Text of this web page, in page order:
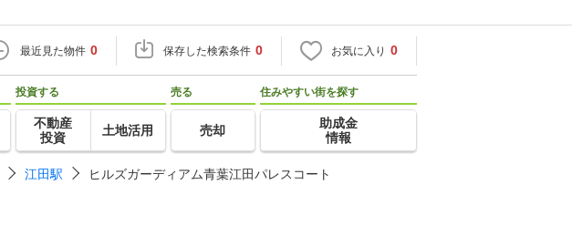
最近見た物件 0 保存した検索条件 0 お気に入り 0
投資する
不動産
投資
土地活用
売る
売却
住みやすい街を探す
助成金
情報
江田駅 ヒルズガーディアム青葉江田パレスコート